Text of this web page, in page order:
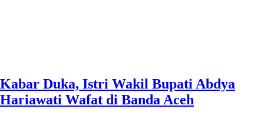
Kabar Duka, Istri Wakil Bupati Abdya
Hariawati Wafat di Banda Aceh